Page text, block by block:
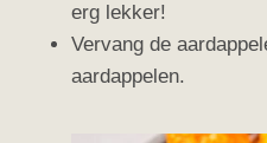
erg lekker!
Vervang de
aardappelen.